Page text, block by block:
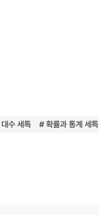
수 세특 # 확률과 통계 세특